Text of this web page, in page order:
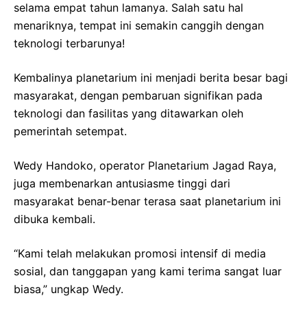
selama empat tahun lamanya. Salah satu hal
menariknya, tempat ini semakin canggih dengan
teknologi terbarunya!
Kembalinya planetarium ini menjadi berita besar bagi
masyarakat, dengan pembaruan signifikan pada
teknologi dan fasilitas yang ditawarkan oleh
pemerintah setempat.
Wedy Handoko, operator Planetarium Jagad Raya,
juga membenarkan antusiasme tinggi dari
masyarakat benar-benar terasa saat planetarium ini
dibuka kembali.
“Kami telah melakukan promosi intensif di media
sosial, dan tanggapan yang kami terima sangat luar
biasa,” ungkap Wedy.